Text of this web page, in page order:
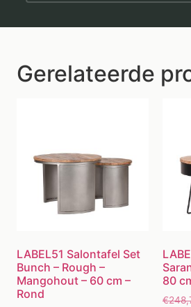
Gerelateerde
LABEL51 Salontafel Set
Bunch – Rough –
Mangohout – 60 cm –
Rond
80
€